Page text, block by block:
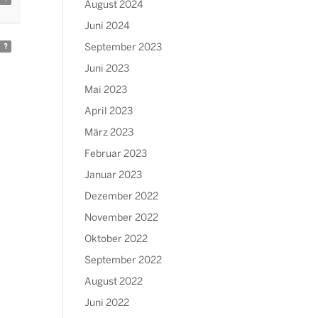
?
August 2024
Juni 2024
September 2023
Juni 2023
Mai 2023
April 2023
März 2023
Februar 2023
Januar 2023
Dezember 2022
November 2022
Oktober 2022
September 2022
August 2022
Juni 2022